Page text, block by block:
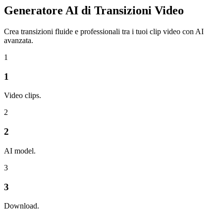
Generatore AI di Transizioni Video
Crea transizioni fluide e professionali tra i tuoi clip video con AI
avanzata.
1
1
Video clips.
2
2
AI model.
3
3
Download.